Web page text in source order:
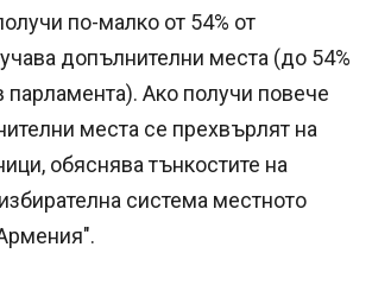
по-малко от 54% от
допълнителни места (до 54%
парламента). Ако получи повече
места се прехвърлят на
обяснява тънкостите на
система местното